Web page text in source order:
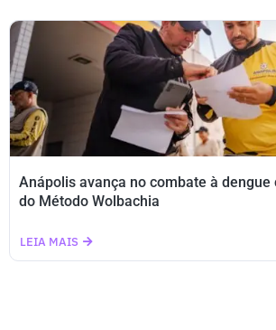
Anápolis avança no combate à dengue
do Método Wolbachia
LEIA MAIS